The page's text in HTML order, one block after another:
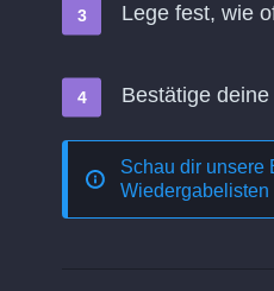
Lege fest, wie
Bestätige
Schau dir unsere